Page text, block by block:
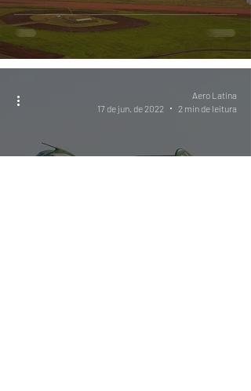
Aero Latina
17 de jun. de 2022
2 min de leitura